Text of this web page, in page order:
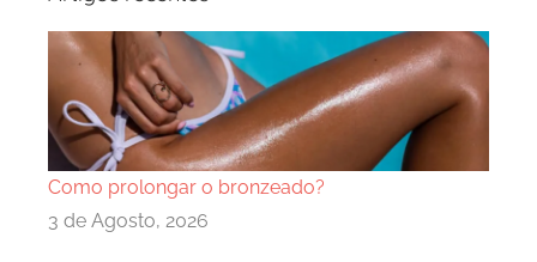
Como prolongar o bronzeado?
3 de Agosto, 2026